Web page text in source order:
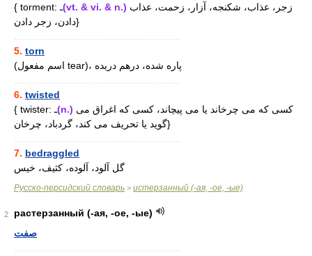
{ torment: ـ(vt. & vi. & n.)
دادن، زجر دادن}
5. torn
(اسم مفعول tear)، پاره شده، درهم دریده
6. twisted
{ twister: ـ(n.)
گوید یا تحریف می کند، گردباد، چرخان}
7. bedraggled
گل آلود، آلوده، کثیف، خیس
Русско-персидский словарь > истерзанный (-ая, -ое, -ые)
2
растерзанный (-ая, -ое, -ые)
صفت